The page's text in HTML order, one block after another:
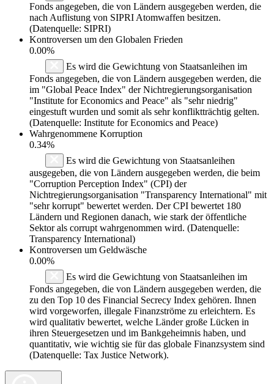
Fonds angegeben, die von Ländern ausgegeben werden, die
nach Auflistung von SIPRI Atomwaffen besitzen.
(Datenquelle: SIPRI)
Kontroversen um den Globalen Frieden
0.00%
Es wird die Gewichtung von Staatsanleihen im
Fonds angegeben, die von Ländern ausgegeben werden, die
im "Global Peace Index" der Nichtregierungsorganisation
"Institute for Economics and Peace" als "sehr niedrig"
eingestuft wurden und somit als sehr konfliktträchtig gelten.
(Datenquelle: Institute for Economics and Peace)
Wahrgenommene Korruption
0.34%
Es wird die Gewichtung von Staatsanleihen
ausgegeben, die von Ländern ausgegeben werden, die beim
"Corruption Perception Index" (CPI) der
Nichtregierungsorganisation "Transparency International" mit
"sehr korrupt" bewertet werden. Der CPI bewertet 180
Ländern und Regionen danach, wie stark der öffentliche
Sektor als corrupt wahrgenommen wird. (Datenquelle:
Transparency International)
Kontroversen um Geldwäsche
0.00%
Es wird die Gewichtung von Staatsanleihen im
Fonds angegeben, die von Ländern ausgegeben werden, die
zu den Top 10 des Financial Secrecy Index gehören. Ihnen
wird vorgeworfen, illegale Finanzströme zu erleichtern. Es
wird qualitativ bewertet, welche Länder große Lücken in
ihren Steuergesetzen und im Bankgeheimnis haben, und
quantitativ, wie wichtig sie für das globale Finanzsystem sind
(Datenquelle: Tax Justice Network).